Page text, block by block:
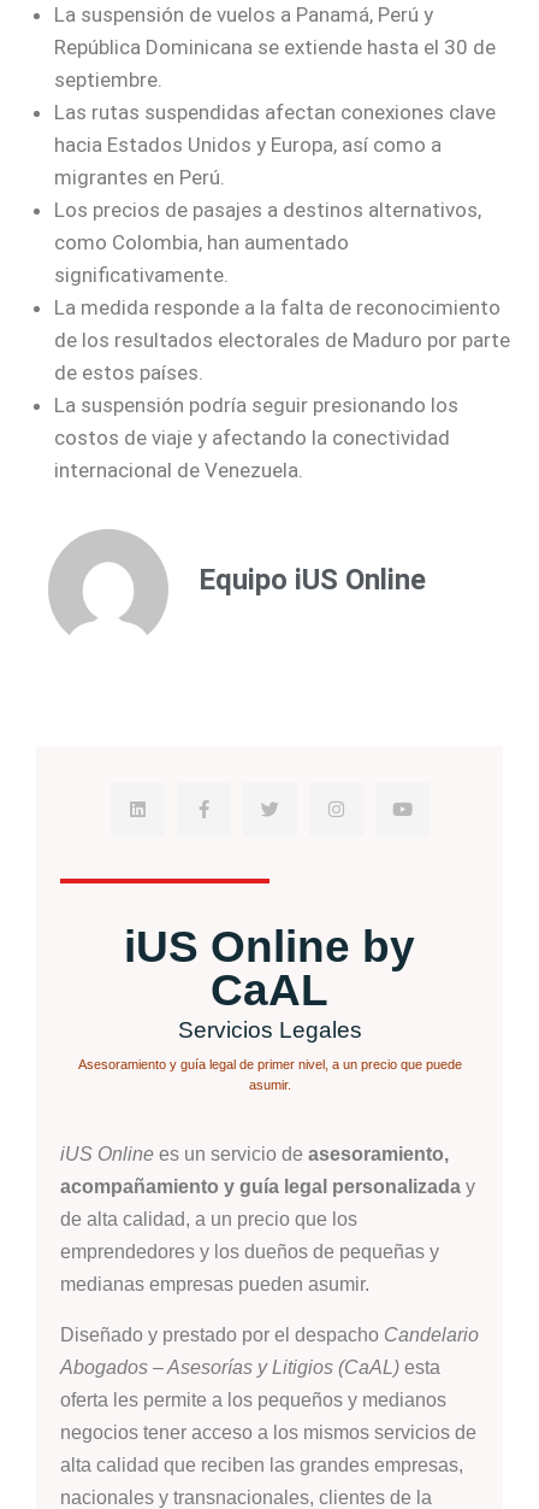
La suspensión de vuelos a Panamá, Perú y
República Dominicana se extiende hasta el 30 de
septiembre.
Las rutas suspendidas afectan conexiones clave
hacia Estados Unidos y Europa, así como a
migrantes en Perú.
Los precios de pasajes a destinos alternativos,
como Colombia, han aumentado
significativamente.
La medida responde a la falta de reconocimiento
de los resultados electorales de Maduro por parte
de estos países.
La suspensión podría seguir presionando los
costos de viaje y afectando la conectividad
internacional de Venezuela.
Equipo iUS Online
iUS Online by
CaAL
Servicios Legales
Asesoramiento y guía legal de primer nivel, a un precio que puede
asumir.
iUS Online es un servicio de asesoramiento,
acompañamiento y guía legal personalizada y
de alta calidad, a un precio que los
emprendedores y los dueños de pequeñas y
medianas empresas pueden asumir.
Diseñado y prestado por el despacho Candelario
Abogados – Asesorías y Litigios (CaAL) esta
oferta les permite a los pequeños y medianos
negocios tener acceso a los mismos servicios de
alta calidad que reciben las grandes empresas,
nacionales y transnacionales, clientes de la